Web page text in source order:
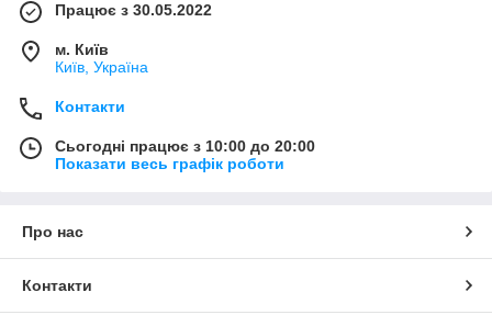
Працює з 30.05.2022
м. Київ
Київ, Україна
Контакти
Сьогодні працює з 10:00 до 20:00
Показати весь графік роботи
Про нас
Контакти